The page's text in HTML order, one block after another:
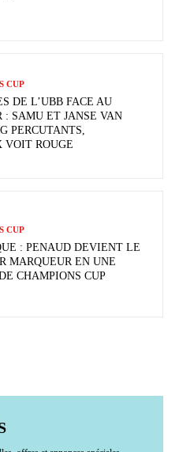
CUP
DE L’UBB FACE AU
: SAMU ET JANSE VAN
PERCUTANTS,
VOIT ROUGE
CUP
: PENAUD DEVIENT LE
MARQUEUR EN UNE
CHAMPIONS CUP